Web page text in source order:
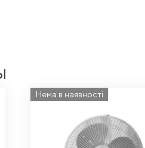
Нема в наявності